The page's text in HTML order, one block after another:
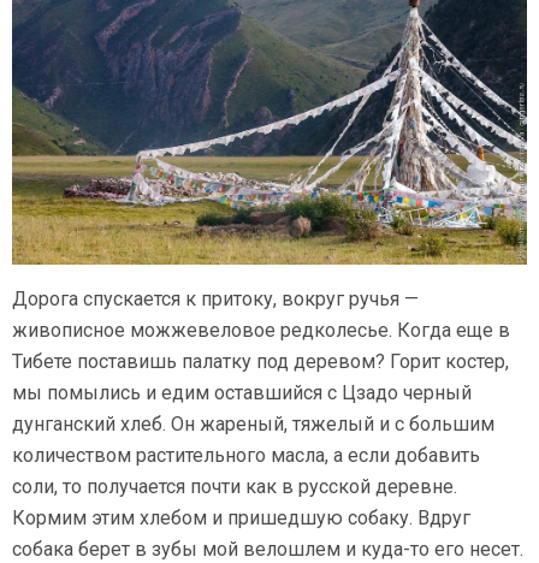
Дорога спускается к притоку, вокруг ручья —
живописное можжевеловое редколесье. Когда еще в
Тибете поставишь палатку под деревом? Горит костер,
мы помылись и едим оставшийся с Цзадо черный
дунганский хлеб. Он жареный, тяжелый и с большим
количеством растительного масла, а если добавить
соли, то получается почти как в русской деревне.
Кормим этим хлебом и пришедшую собаку. Вдруг
собака берет в зубы мой велошлем и куда-то его несет.